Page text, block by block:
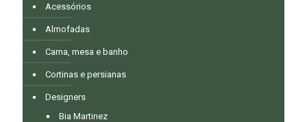
Acessórios
Almofadas
Cama, mesa e banho
Cortinas e persianas
Designers
Bia Martinez